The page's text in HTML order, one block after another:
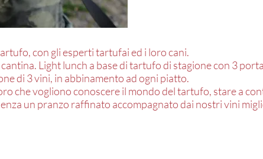
con gli esperti tartufai ed i loro cani.
Light lunch a base di tartufo di stagione con 3
di 3 vini, in abbinamento ad ogni piatto.
che vogliono conoscere il mondo del tartufo, stare a
un pranzo raffinato accompagnato dai nostri vini